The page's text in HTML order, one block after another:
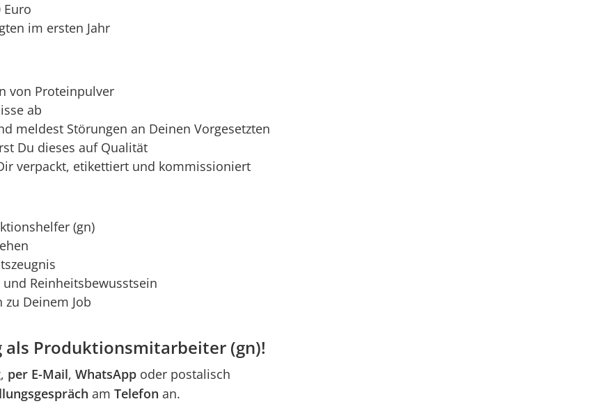
im ersten Jahr
von Proteinpulver
ab
meldest Störungen an Deinen Vorgesetzten
Du dieses auf Qualität
verpackt, etikettiert und kommissioniert
(gn)
Reinheitsbewusstsein
Deinem Job
Produktionsmitarbeiter (gn)!
, per E-Mail, WhatsApp oder postalisch
am Telefon an.